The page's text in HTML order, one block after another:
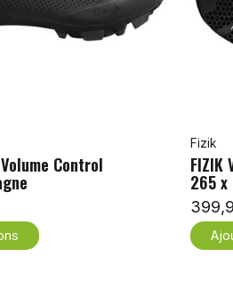
Control
Fizik
FIZIK
265 x